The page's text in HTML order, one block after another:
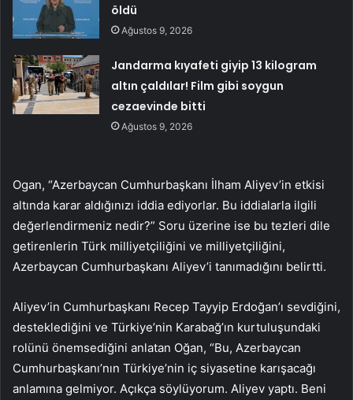
öldü
Ağustos 9, 2026
Jandarma kıyafeti giyip 13 kilogram
altın çaldılar! Film gibi soygun
cezaevinde bitti
Ağustos 9, 2026
Ogan, “Azerbaycan Cumhurbaşkanı İlham Aliyev’in etkisi
altında karar aldığınızı iddia ediyorlar. Bu iddialarla ilgili
değerlendirmeniz nedir?” Soru üzerine ise bu tezleri dile
getirenlerin Türk milliyetçiliğini ve milliyetçiliğini,
Azerbaycan Cumhurbaşkanı Aliyev’i tanımadığını belirtti.
Aliyev’in Cumhurbaşkanı Recep Tayyip Erdoğan’ı sevdiğini,
desteklediğini ve Türkiye’nin Karabağ’ın kurtuluşundaki
rolünü önemsediğini anlatan Oğan, “Bu, Azerbaycan
Cumhurbaşkanı’nın Türkiye’nin iç siyasetine karışacağı
anlamına gelmiyor. Açıkça söylüyorum. Aliyev yaptı. Beni